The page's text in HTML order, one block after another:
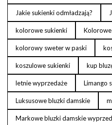
Jakie sukienki odmładzają?
kolorowe sukienki
kolorowy sweter w paski
koszulowe sukienki kup
letnie wyprzedaże Limango
Luksusowe bluzki damskie
Markowe bluzki damskie